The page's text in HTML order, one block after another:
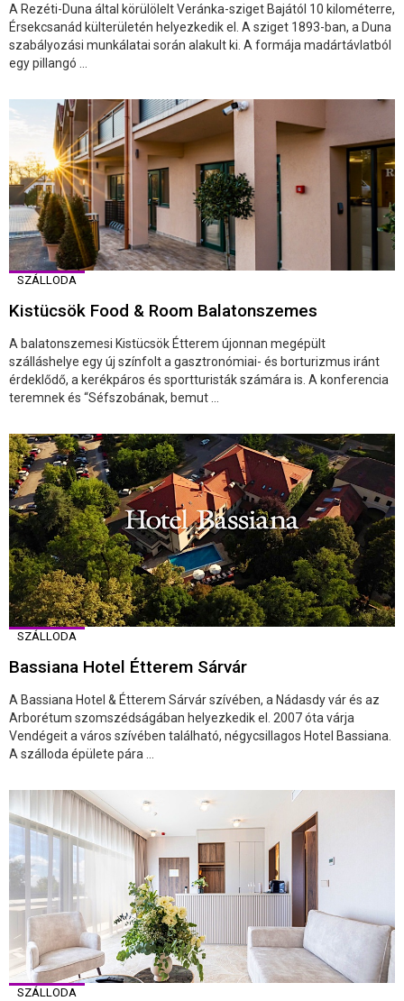
A Rezéti-Duna által körülölelt Veránka-sziget Bajától 10 kilométerre,
Érsekcsanád külterületén helyezkedik el. A sziget 1893-ban, a Duna
szabályozási munkálatai során alakult ki. A formája madártávlatból
egy pillangó ...
SZÁLLODA
Kistücsök Food & Room Balatonszemes
A balatonszemesi Kistücsök Étterem újonnan megépült
szálláshelye egy új színfolt a gasztronómiai- és borturizmus iránt
érdeklődő, a kerékpáros és sportturisták számára is. A konferencia
teremnek és “Séfszobának, bemut ...
SZÁLLODA
Bassiana Hotel Étterem Sárvár
A Bassiana Hotel & Étterem Sárvár szívében, a Nádasdy vár és az
Arborétum szomszédságában helyezkedik el. 2007 óta várja
Vendégeit a város szívében található, négycsillagos Hotel Bassiana.
A szálloda épülete pára ...
SZÁLLODA